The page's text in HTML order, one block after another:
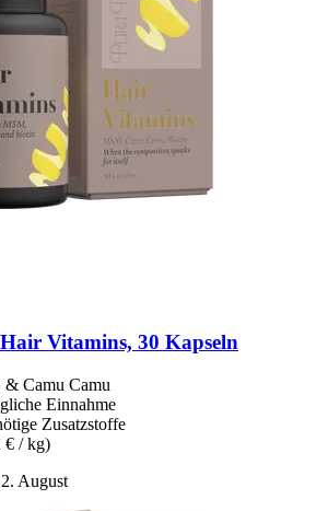
Hair Vitamins, 30 Kapseln
Camu Camu
Einnahme
Zusatzstoffe
€ / kg)
August